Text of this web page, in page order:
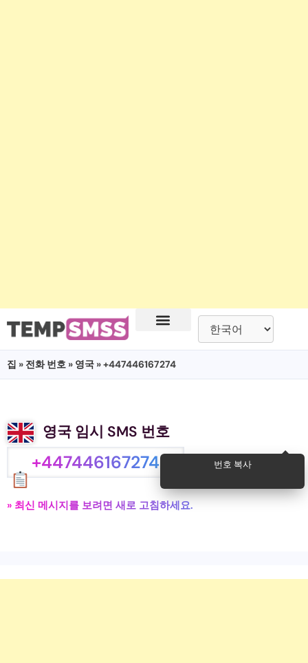
집 » 전화 번호 » 영국 » +447446167274
영국 임시 SMS 번호
+447446167274 번호 복사
» 최신 메시지를 보려면 새로 고침하세요.